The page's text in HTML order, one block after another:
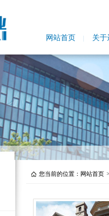
网站首页 关于
您当前的位置： 网站首页